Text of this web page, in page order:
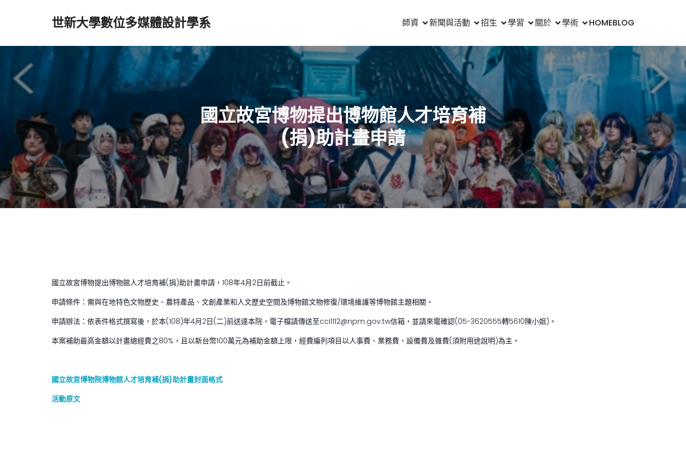
世新大學數位多媒體設計學系 師資 新聞與活動 招生 學習 關於 學術 HOMEBLOG
國立故宮博物提出博物館人才培育補
(捐)助計畫申請
國立故宮博物提出博物館人才培育補(捐)助計畫申請，108年4月2日前截止。
申請條件：需與在地特色文物歷史、農特產品、文創產業和人文歷史空間及博物館文物修復/環境維護等博物館主題相關。
申請辦法：依表件格式撰寫後，於本(108)年4月2日(二)前送達本院，電子檔請傳送至cci1112@npm.gov.tw信箱，並請來電確認(05-3620555轉5610陳小姐)。
本案補助最高金額以計畫總經費之80%，且以新台幣100萬元為補助金額上限，經費編列項目以人事費、業務費、設備費及雜費(須附用途說明)為主。
國立故宮博物院博物館人才培育補(捐)助計畫封面格式
活動原文